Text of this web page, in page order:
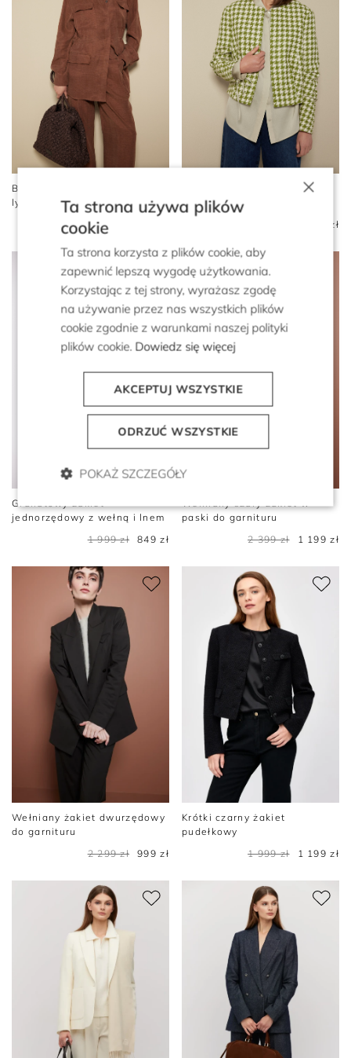
Brązowy żakiet z lnu i
lyocellu
1 899 zł
Pudełkowy żakiet w zieloną
pepitkę
899 zł
Granatowy żakiet
jednorzędowy z wełną i lnem
1 999 zł
849 zł
paski do garnituru
2 399 zł
1 199 zł
Wełniany żakiet dwurzędowy
do garnituru
2 299 zł
999 zł
Krótki czarny żakiet
pudełkowy
1 999 zł
1 199 zł
×
Ta strona używa plików
cookie
Ta strona korzysta z plików cookie, aby
zapewnić lepszą wygodę użytkowania.
Korzystając z tej strony, wyrażasz zgodę
na używanie przez nas wszystkich plików
cookie zgodnie z warunkami naszej polityki
plików cookie. Dowiedz się więcej
AKCEPTUJ WSZYSTKIE
ODRZUĆ WSZYSTKIE
POKAŻ SZCZEGÓŁY